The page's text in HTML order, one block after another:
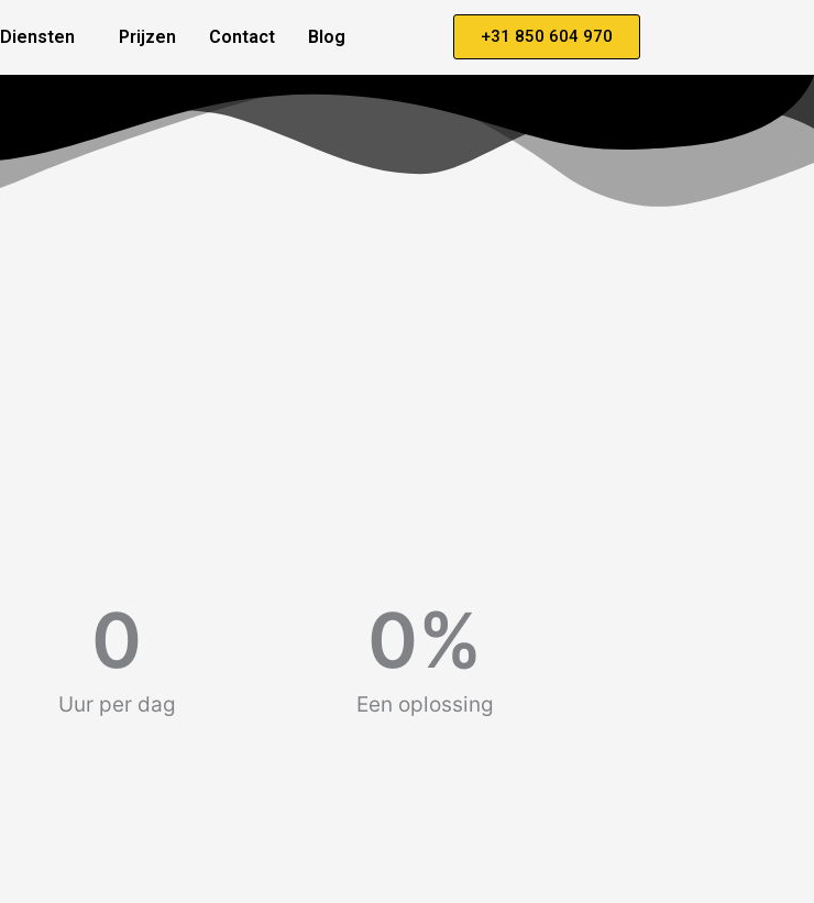
Diensten Prijzen Contact Blog +31 850 604 970
Uur per dag
0
Een oplossing
0%